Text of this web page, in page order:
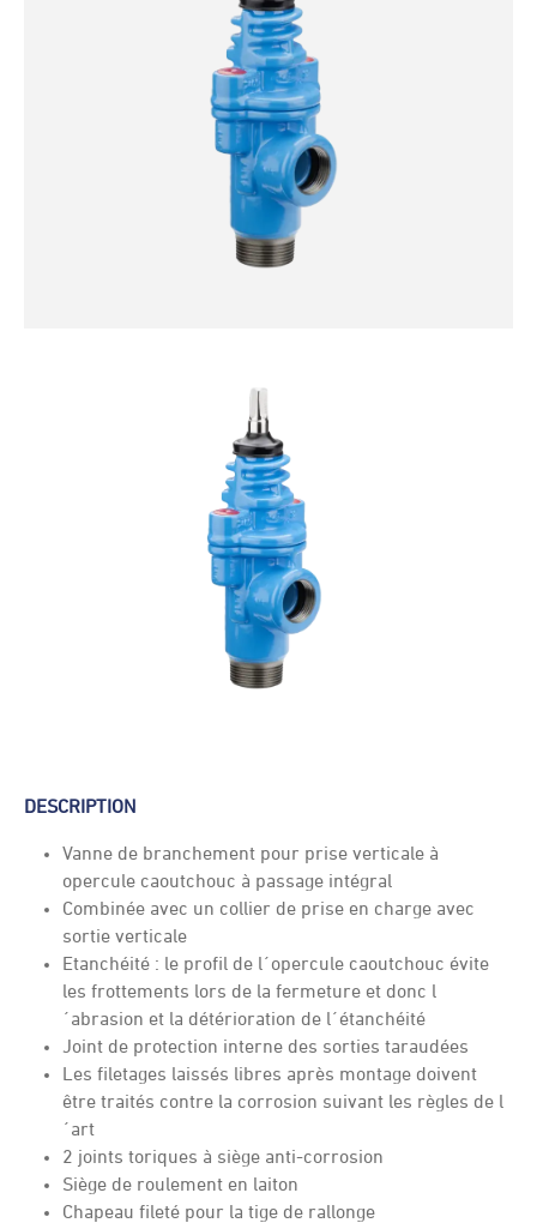
DESCRIPTION
Vanne de branchement pour prise verticale à
opercule caoutchouc à passage intégral
Combinée avec un collier de prise en charge avec
sortie verticale
Etanchéité : le profil de l´opercule caoutchouc évite
les frottements lors de la fermeture et donc l
´abrasion et la détérioration de l´étanchéité
Joint de protection interne des sorties taraudées
Les filetages laissés libres après montage doivent
être traités contre la corrosion suivant les règles de l
´art
2 joints toriques à siège anti-corrosion
Siège de roulement en laiton
Chapeau fileté pour la tige de rallonge